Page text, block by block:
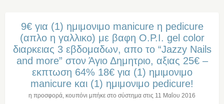
9€ για (1) ημιμονιμο manicure η pedicure
(απλο η γαλλικο) με βαφη O.P.I. gel color
διαρκειας 3 εβδομαδων, απο το “Jazzy Nails
and more” στον Άγιο Δημητριο, αξιας 25€ –
εκπτωση 64% 18€ για (1) ημιμονιμο
manicure και (1) ημιμονιμο pedicure!
η προσφορά, κουπόνι μπήκε στο σύστημα στις 11 Μαΐου 2016